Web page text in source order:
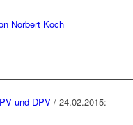
Norbert Koch
und DPV / 24.02.2015: